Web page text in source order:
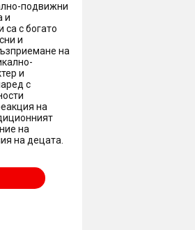
подвижни
и
са с богато
и
на
и
с
на
на
на децата.